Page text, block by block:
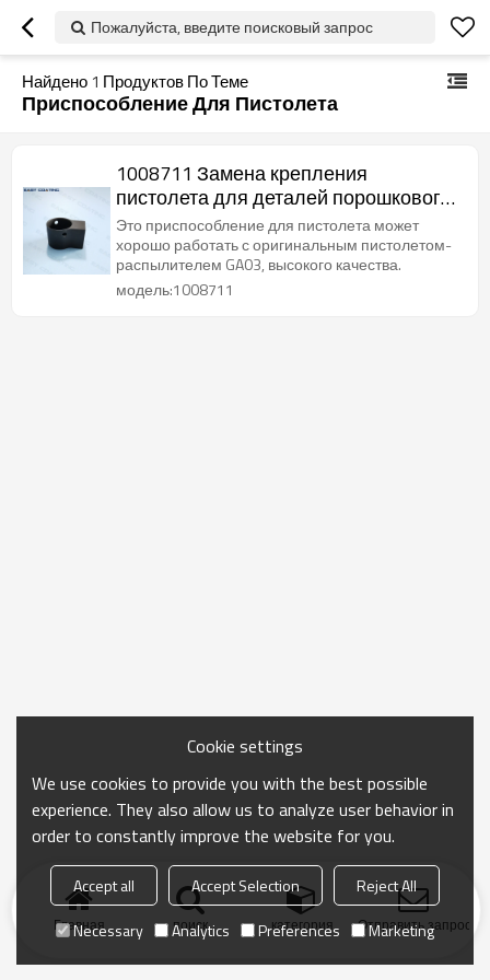
Пожалуйста, введите поисковый запрос
Найдено 1 Продуктов По Теме
Приспособление Для Пистолета
1008711 Замена крепления
пистолета для деталей порошкового
распылителя Optigun ga03
Это приспособление для пистолета может
хорошо работать с оригинальным пистолетом-
распылителем GA03, высокого качества.
модель:1008711
Главная поиск категория Отправить запрос
Cookie settings
We use cookies to provide you with the best possible
experience. They also allow us to analyze user behavior in
order to constantly improve the website for you.
Accept all Accept Selection
Reject All
Necessary
Analytics Preferences Marketing